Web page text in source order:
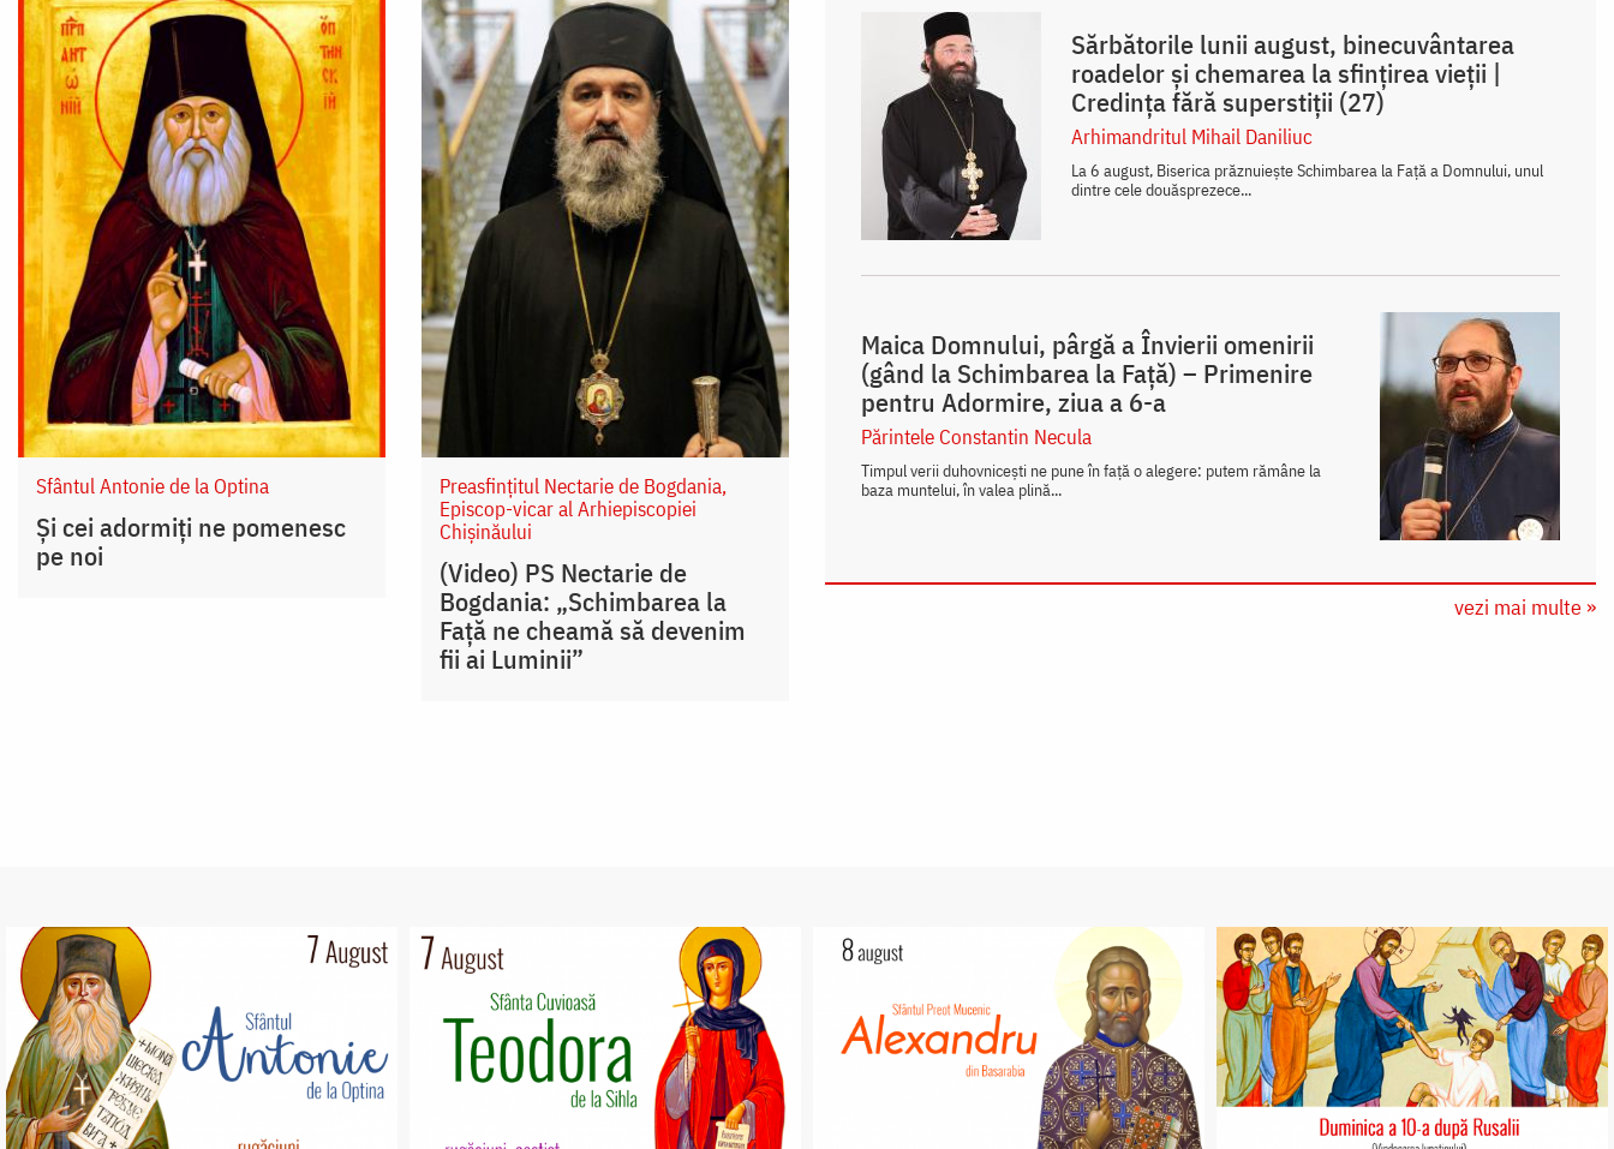
Sfântul Antonie de la Optina
Și cei adormiți ne pomenesc
pe noi
Preasfințitul Nectarie de Bogdania,
Episcop-vicar al Arhiepiscopiei
Chișinăului
(Video) PS Nectarie de
Bogdania: „Schimbarea la
Față ne cheamă să devenim
fii ai Luminii”
Sărbătorile lunii august, binecuvântarea
roadelor și chemarea la sfințirea vieții |
Credința fără superstiții (27)
Arhimandritul Mihail Daniliuc
La 6 august, Biserica prăznuiește Schimbarea la Față a Domnului, unul
dintre cele douăsprezece...
Maica Domnului, pârgă a Învierii omenirii
(gând la Schimbarea la Față) – Primenire
pentru Adormire, ziua a 6-a
Părintele Constantin Necula
Timpul verii duhovnicești ne pune în față o alegere: putem rămâne la
baza muntelui, în valea plină...
vezi mai multe »